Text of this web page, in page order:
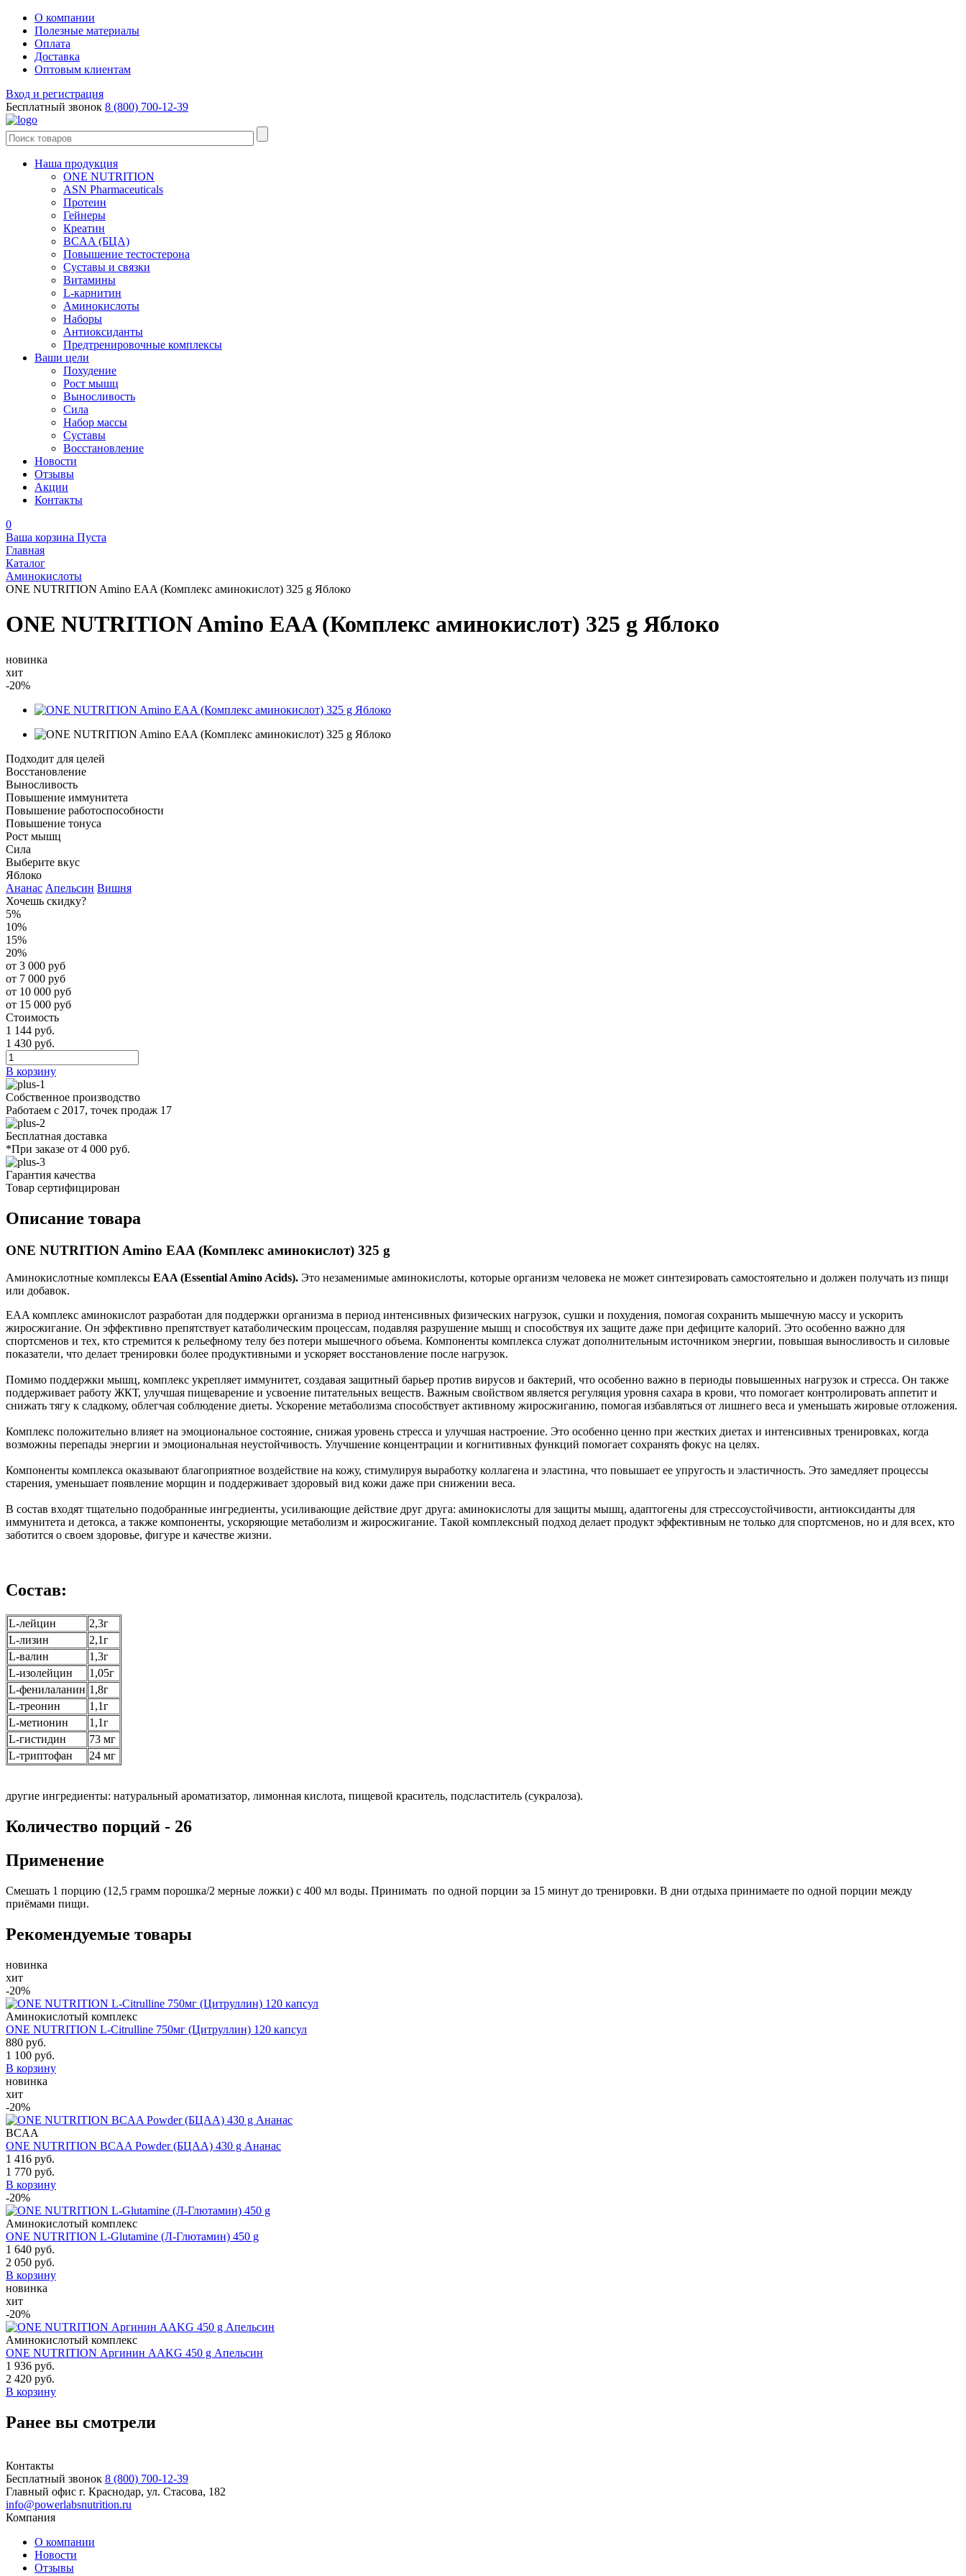
О компании
Полезные материалы
Оплата
Доставка
Оптовым клиентам
Вход и регистрация
Бесплатный звонок 8 (800) 700-12-39
Наша продукция
ONE NUTRITION
ASN Pharmaceuticals
Протеин
Гейнеры
Креатин
BCAA (БЦА)
Повышение тестостерона
Суставы и связки
Витамины
L-карнитин
Аминокислоты
Наборы
Антиоксиданты
Предтренировочные комплексы
Ваши цели
Похудение
Рост мышц
Выносливость
Сила
Набор массы
Суставы
Восстановление
Новости
Отзывы
Акции
Контакты
0
Ваша корзина Пуста
Главная
Каталог
Аминокислоты
ONE NUTRITION Amino EAA (Комплекс аминокислот) 325 g Яблоко
ONE NUTRITION Amino EAA (Комплекс аминокислот) 325 g Яблоко
новинка
хит
-20%
Подходит для целей
Восстановление
Выносливость
Повышение иммунитета
Повышение работоспособности
Повышение тонуса
Рост мышц
Сила
Выберите вкус
Яблоко
Ананас Апельсин Вишня
Хочешь скидку?
5%
10%
15%
20%
от 3 000 руб
от 7 000 руб
от 10 000 руб
от 15 000 руб
Стоимость
1 144 руб.
1 430 руб.
В корзину
Собственное производство
Работаем с 2017, точек продаж 17
Бесплатная доставка
*При заказе от 4 000 руб.
Гарантия качества
Товар сертифицирован
Описание товара
ONE NUTRITION Amino EAA (Комплекс аминокислот) 325 g
Аминокислотные комплексы EAA (Essential Amino Acids). Это незаменимые аминокислоты, которые организм человека не может синтезировать самостоятельно и должен получать из пищи
или добавок.
EAA комплекс аминокислот разработан для поддержки организма в период интенсивных физических нагрузок, сушки и похудения, помогая сохранить мышечную массу и ускорить
жиросжигание. Он эффективно препятствует катаболическим процессам, подавляя разрушение мышц и способствуя их защите даже при дефиците калорий. Это особенно важно для
спортсменов и тех, кто стремится к рельефному телу без потери мышечного объема. Компоненты комплекса служат дополнительным источником энергии, повышая выносливость и силовые
показатели, что делает тренировки более продуктивными и ускоряет восстановление после нагрузок.
Помимо поддержки мышц, комплекс укрепляет иммунитет, создавая защитный барьер против вирусов и бактерий, что особенно важно в периоды повышенных нагрузок и стресса. Он также
поддерживает работу ЖКТ, улучшая пищеварение и усвоение питательных веществ. Важным свойством является регуляция уровня сахара в крови, что помогает контролировать аппетит и
снижать тягу к сладкому, облегчая соблюдение диеты. Ускорение метаболизма способствует активному жиросжиганию, помогая избавляться от лишнего веса и уменьшать жировые отложения.
Комплекс положительно влияет на эмоциональное состояние, снижая уровень стресса и улучшая настроение. Это особенно ценно при жестких диетах и интенсивных тренировках, когда
возможны перепады энергии и эмоциональная неустойчивость. Улучшение концентрации и когнитивных функций помогает сохранять фокус на целях.
Компоненты комплекса оказывают благоприятное воздействие на кожу, стимулируя выработку коллагена и эластина, что повышает ее упругость и эластичность. Это замедляет процессы
старения, уменьшает появление морщин и поддерживает здоровый вид кожи даже при снижении веса.
В состав входят тщательно подобранные ингредиенты, усиливающие действие друг друга: аминокислоты для защиты мышц, адаптогены для стрессоустойчивости, антиоксиданты для
иммунитета и детокса, а также компоненты, ускоряющие метаболизм и жиросжигание. Такой комплексный подход делает продукт эффективным не только для спортсменов, но и для всех, кто
заботится о своем здоровье, фигуре и качестве жизни.
Состав:
L-лейцин
2,3г
L-лизин
2,1г
L-валин
1,3г
L-изолейцин
1,05г
L-фенилаланин 1,8г
L-треонин
1,1г
L-метионин
1,1г
L-гистидин
73 мг
L-триптофан
24 мг
другие ингредиенты: натуральный ароматизатор, лимонная кислота, пищевой краситель, подсластитель (сукралоза).
Количество порций - 26
Применение
Смешать 1 порцию (12,5 грамм порошка/2 мерные ложки) с 400 мл воды. Принимать по одной порции за 15 минут до тренировки. В дни отдыха принимаете по одной порции между
приёмами пищи.
Рекомендуемые товары
новинка
хит
-20%
Аминокислотый комплекс
ONE NUTRITION L-Citrulline 750мг (Цитруллин) 120 капсул
880 руб.
1 100 руб.
В корзину
новинка
хит
-20%
BCAA
ONE NUTRITION BCAA Powder (БЦАА) 430 g Ананас
1 416 руб.
1 770 руб.
В корзину
-20%
Аминокислотый комплекс
ONE NUTRITION L-Glutamine (Л-Глютамин) 450 g
1 640 руб.
2 050 руб.
В корзину
новинка
хит
-20%
Аминокислотый комплекс
ONE NUTRITION Аргинин AAKG 450 g Апельсин
1 936 руб.
2 420 руб.
В корзину
Ранее вы смотрели
Контакты
Бесплатный звонок 8 (800) 700-12-39
Главный офис г. Краснодар, ул. Стасова, 182
info@powerlabsnutrition.ru
Компания
О компании
Новости
Отзывы